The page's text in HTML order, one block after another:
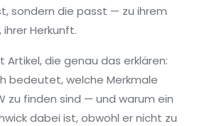
sondern die passt — zu ihrem
Herkunft.
Artikel, die genau das erklären:
bedeutet, welche Merkmale
zu finden sind — und warum ein
dabei ist, obwohl er nicht zu